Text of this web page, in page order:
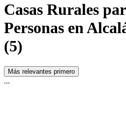
Casas Rurales
Personas en
(5)
Más relevantes primero
...